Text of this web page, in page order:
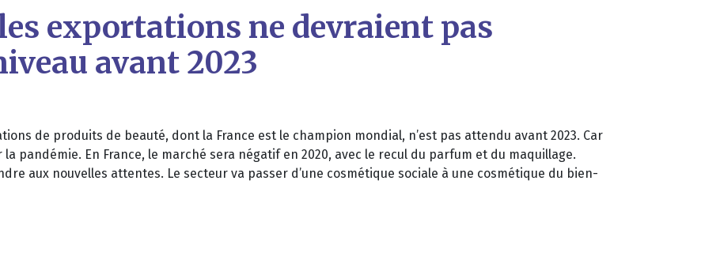
exportations ne devraient pas
avant 2023
de produits de beauté, dont la France est le champion mondial, n’est pas attendu avant 2023. Car
pandémie. En France, le marché sera négatif en 2020, avec le recul du parfum et du maquillage.
aux nouvelles attentes. Le secteur va passer d’une cosmétique sociale à une cosmétique du bien-